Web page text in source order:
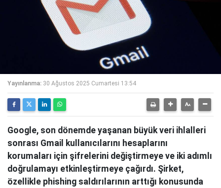
Yayınlanma: 30 Ağustos 2025 Cumartesi 13:54
Google, son dönemde yaşanan büyük veri ihlalleri
sonrası Gmail kullanıcılarını hesaplarını
korumaları için şifrelerini değiştirmeye ve iki adımlı
doğrulamayı etkinleştirmeye çağırdı. Şirket,
özellikle phishing saldırılarının arttığı konusunda